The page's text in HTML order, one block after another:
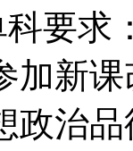
求：
加新
政治